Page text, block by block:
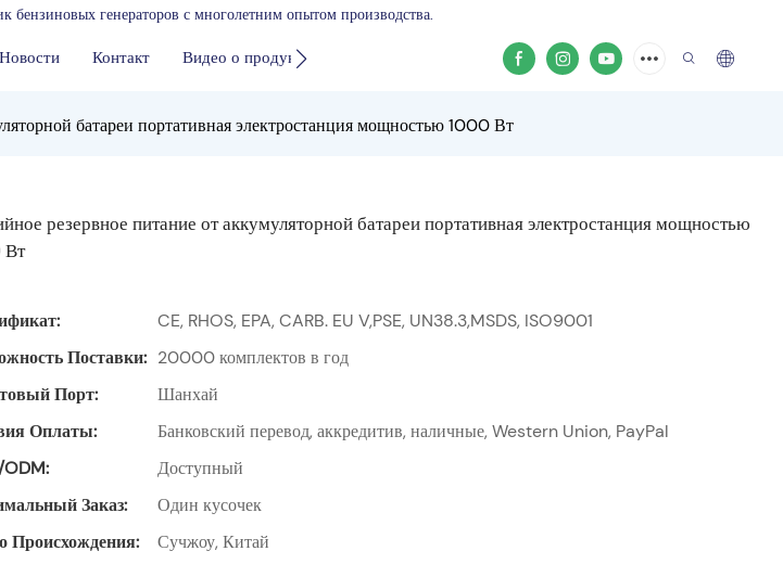
генераторов с многолетним опытом производства.
Новости Контакт Видео о продукте
батареи портативная электростанция мощностью 1000 Вт
резервное питание от аккумуляторной батареи портативная электростанция мощностью
Вт
CE, RHOS, EPA, CARB. EU V,PSE, UN38.3,MSDS, ISO9001
Поставки: 20000 комплектов в год
Порт:
Шанхай
Оплаты:
Банковский перевод, аккредитив, наличные, Western Union, PayPal
Доступный
Заказ:
Один кусочек
Происхождения:
Сучжоу, Китай